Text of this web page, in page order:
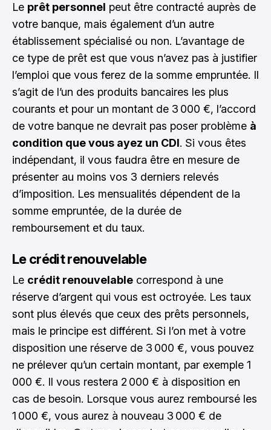
Le prêt personnel peut être contracté auprès de
votre banque, mais également d’un autre
établissement spécialisé ou non. L’avantage de
ce type de prêt est que vous n’avez pas à justifier
l’emploi que vous ferez de la somme empruntée. Il
s’agit de l’un des produits bancaires les plus
courants et pour un montant de 3 000 €, l’accord
de votre banque ne devrait pas poser problème à
condition que vous ayez un CDI. Si vous êtes
indépendant, il vous faudra être en mesure de
présenter au moins vos 3 derniers relevés
d’imposition. Les mensualités dépendent de la
somme empruntée, de la durée de
remboursement et du taux.
Le crédit renouvelable
Le crédit renouvelable correspond à une
réserve d’argent qui vous est octroyée. Les taux
sont plus élevés que ceux des prêts personnels,
mais le principe est différent. Si l’on met à votre
disposition une réserve de 3 000 €, vous pouvez
ne prélever qu’un certain montant, par exemple 1
000 €. Il vous restera 2 000 € à disposition en
cas de besoin. Lorsque vous aurez remboursé les
1 000 €, vous aurez à nouveau 3 000 € de